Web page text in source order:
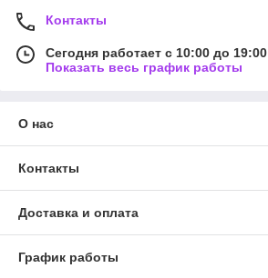
Контакты
Сегодня работает с 10:00 до 19:00
Показать весь график работы
О нас
Контакты
Доставка и оплата
График работы